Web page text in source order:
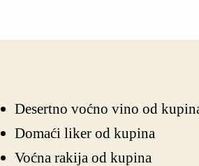
Desertno voćno vino od
Domaći liker od kupina
Voćna rakija od kupina